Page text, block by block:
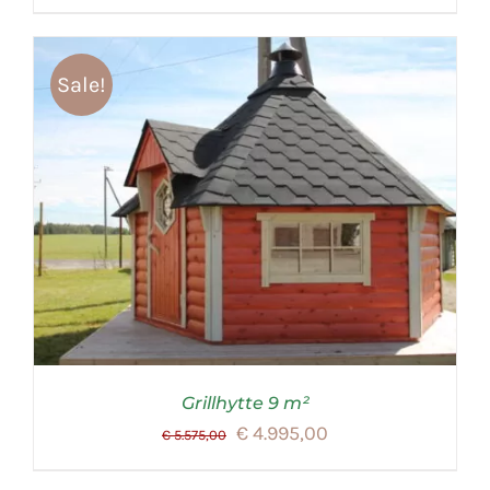
Sale!
Grillhytte 9 m²
€5.575,00 Oorspronkelijke
€4.995,00